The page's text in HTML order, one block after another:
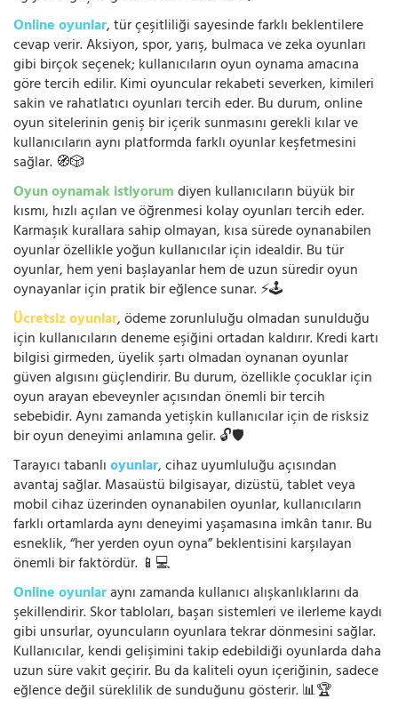
Online oyunlar, tür çeşitliliği sayesinde farklı beklentilere
cevap verir. Aksiyon, spor, yarış, bulmaca ve zeka oyunları
gibi birçok seçenek; kullanıcıların oyun oynama amacına
göre tercih edilir. Kimi oyuncular rekabeti severken, kimileri
sakin ve rahatlatıcı oyunları tercih eder. Bu durum, online
oyun sitelerinin geniş bir içerik sunmasını gerekli kılar ve
kullanıcıların aynı platformda farklı oyunlar keşfetmesini
sağlar. 🧭🎲
Oyun oynamak istiyorumdiyen kullanıcıların büyük bir
kısmı, hızlı açılan ve öğrenmesi kolay oyunları tercih eder.
Karmaşık kurallara sahip olmayan, kısa sürede oynanabilen
oyunlar özellikle yoğun kullanıcılar için idealdir. Bu tür
oyunlar, hem yeni başlayanlar hem de uzun süredir oyun
oynayanlar için pratik bir eğlence sunar. ⚡🕹️
Ücretsiz oyunlar, ödeme zorunluluğu olmadan sunulduğu
için kullanıcıların deneme eşiğini ortadan kaldırır. Kredi kartı
bilgisi girmeden, üyelik şartı olmadan oynanan oyunlar
güven algısını güçlendirir. Bu durum, özellikle çocuklar için
oyun arayan ebeveynler açısından önemli bir tercih
sebebidir. Aynı zamanda yetişkin kullanıcılar için de risksiz
bir oyun deneyimi anlamına gelir. 🔓🛡️
Tarayıcı tabanlıoyunlar, cihaz uyumluluğu açısından
avantaj sağlar. Masaüstü bilgisayar, dizüstü, tablet veya
mobil cihaz üzerinden oynanabilen oyunlar, kullanıcıların
farklı ortamlarda aynı deneyimi yaşamasına imkân tanır. Bu
esneklik, “her yerden oyun oyna” beklentisini karşılayan
önemli bir faktördür. 📱💻
Online oyunlaraynı zamanda kullanıcı alışkanlıklarını da
şekillendirir. Skor tabloları, başarı sistemleri ve ilerleme kaydı
gibi unsurlar, oyuncuların oyunlara tekrar dönmesini sağlar.
Kullanıcılar, kendi gelişimini takip edebildiği oyunlarda daha
uzun süre vakit geçirir. Bu da kaliteli oyun içeriğinin, sadece
eğlence değil süreklilik de sunduğunu gösterir. 📊🏆